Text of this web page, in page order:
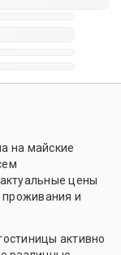
на майские
цены
проживания и
активно